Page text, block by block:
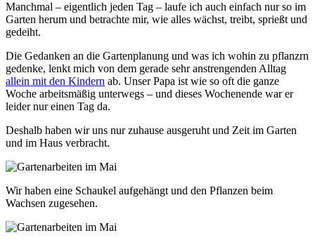
Manchmal – eigentlich jeden Tag – laufe ich auch einfach nur so im
Garten herum und betrachte mir, wie alles wächst, treibt, sprießt und
gedeiht.
Die Gedanken an die Gartenplanung und was ich wohin zu pflanzrn
gedenke, lenkt mich von dem gerade sehr anstrengenden Alltag
allein mit den Kindern ab. Unser Papa ist wie so oft die ganze
Woche arbeitsmäßig unterwegs – und dieses Wochenende war er
leider nur einen Tag da.
Deshalb haben wir uns nur zuhause ausgeruht und Zeit im Garten
und im Haus verbracht.
Wir haben eine Schaukel aufgehängt und den Pflanzen beim
Wachsen zugesehen.